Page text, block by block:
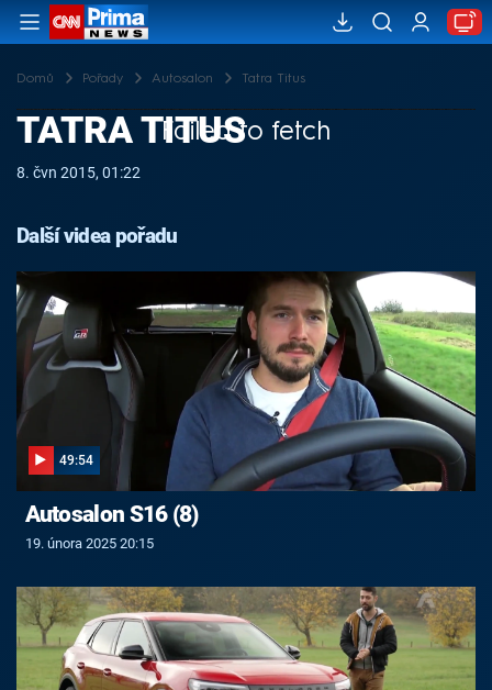
Domů Pořady Autosalon Tatra Titus
Failed to fetch
TATRA TITUS
8. čvn 2015, 01:22
Další videa pořadu
49:54
Autosalon S16 (8)
19. února 2025 20:15